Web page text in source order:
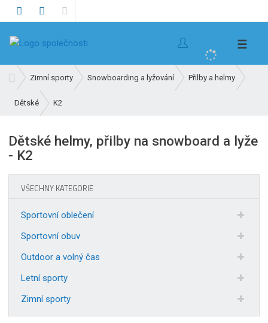
☰
v
o
í
s
Zimní sporty Snowboarding a lyžování Přilby a helmy
Dětské K2
Dětské helmy, přilby na snowboard a lyže
- K2
VŠECHNY KATEGORIE
Sportovní oblečení
Sportovní obuv
Outdoor a volný čas
Letní sporty
Zimní sporty